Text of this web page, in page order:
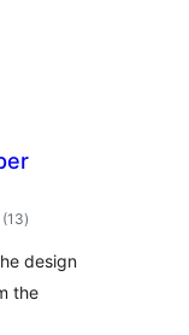
(13مجموعی
درجہ
)
design
the